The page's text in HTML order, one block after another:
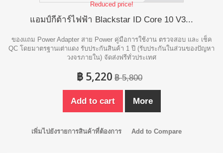
Reduced price!
แอมป์กีต้าร์ไฟฟ้า Blackstar ID Core 10 V3...
ของแถม Power Adapter สาย Power คู่มือการใช้งาน ตรวจสอบ และ เช็ค
QC โดยมาตรฐานเต่าแดง รับประกันสินค้า 1 ปี (รับประกันในส่วนของปัญหา
วงจรภายใน) จัดส่งฟรีทั่วประเทศ
฿ 5,220 ฿ 5,800
Add to cart More
เพิ่มไปยังรายการสินค้าที่ต้องการ Add to Compare